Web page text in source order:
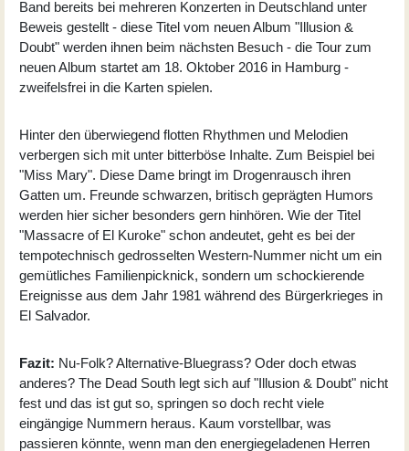
Band bereits bei mehreren Konzerten in Deutschland unter
Beweis gestellt - diese Titel vom neuen Album "Illusion &
Doubt" werden ihnen beim nächsten Besuch - die Tour zum
neuen Album startet am 18. Oktober 2016 in Hamburg -
zweifelsfrei in die Karten spielen.
Hinter den überwiegend flotten Rhythmen und Melodien
verbergen sich mit unter bitterböse Inhalte. Zum Beispiel bei
"Miss Mary". Diese Dame bringt im Drogenrausch ihren
Gatten um. Freunde schwarzen, britisch geprägten Humors
werden hier sicher besonders gern hinhören. Wie der Titel
"Massacre of El Kuroke" schon andeutet, geht es bei der
tempotechnisch gedrosselten Western-Nummer nicht um ein
gemütliches Familienpicknick, sondern um schockierende
Ereignisse aus dem Jahr 1981 während des Bürgerkrieges in
El Salvador.
Fazit: Nu-Folk? Alternative-Bluegrass? Oder doch etwas
anderes? The Dead South legt sich auf "Illusion & Doubt" nicht
fest und das ist gut so, springen so doch recht viele
eingängige Nummern heraus. Kaum vorstellbar, was
passieren könnte, wenn man den energiegeladenen Herren